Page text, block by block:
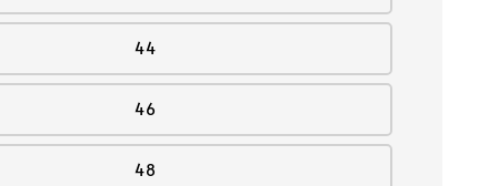
44
46
48